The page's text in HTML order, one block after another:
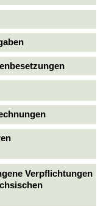
Verpflichtungen